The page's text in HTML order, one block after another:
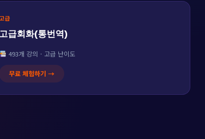
급
고급회화(통번역)
493개 강의 · 고급 난이도
무료 체험하기 →